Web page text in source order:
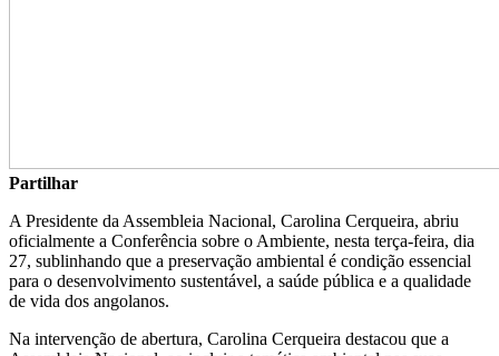
Partilhar
A Presidente da Assembleia Nacional, Carolina Cerqueira, abriu
oficialmente a Conferência sobre o Ambiente, nesta terça-feira, dia
27, sublinhando que a preservação ambiental é condição essencial
para o desenvolvimento sustentável, a saúde pública e a qualidade
de vida dos angolanos.
Na intervenção de abertura, Carolina Cerqueira destacou que a